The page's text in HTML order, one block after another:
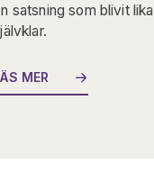
satsning som blivit
MER